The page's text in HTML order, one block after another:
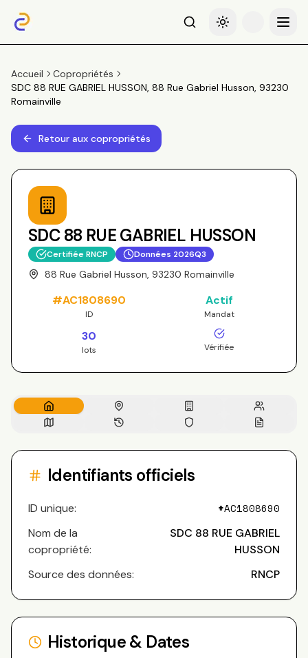
RechercheBasculer le thème
Menu
Accueil
Copropriétés
SDC 88 RUE GABRIEL HUSSON, 88 Rue Gabriel Husson, 93230
Romainville
Retour aux copropriétés
SDC 88 RUE GABRIEL HUSSON
Certifiée RNCP Données 2026Q3
88 Rue Gabriel Husson, 93230 Romainville
#AC1808690
ID
Actif
Mandat
30
lots Vérifiée
Identifiants officiels
ID unique: #AC1808690
Nom de la
copropriété:
SDC 88 RUE GABRIEL
HUSSON
Source des données:
RNCP
Historique & Dates